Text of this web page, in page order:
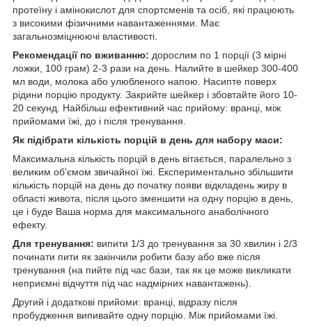
протеїну і амінокислот для спортсменів та осіб, які працюють
з високими фізичними навантаженнями. Має
загальнозміцнюючі властивості.
Рекомендації по вживанню: дорослим по 1 порції (3 мірні
ложки, 100 грам) 2-3 рази на день. Налийте в шейкер 300-400
мл води, молока або улюбленого напою. Насипте поверх
рідини порцію продукту. Закрийте шейкер і збовтайте його 10-
20 секунд. Найбільш ефективний час прийому: вранці, між
прийомами їжі, до і після тренування.
Як підібрати кількість порцій в день для набору маси:
Максимальна кількість порцій в день вітається, паралельно з
великим об'ємом звичайної їжі. Експериментально збільшити
кількість порцій на день до початку появи відкладень жиру в
області живота, після цього зменшити на одну порцію в день,
це і буде Ваша норма для максимального анаболічного
ефекту.
Для тренування: випити 1/3 до тренування за 30 хвилин і 2/3
починати пити як закінчили робити базу або вже після
тренування (на пийте під час бази, так як це може викликати
неприємні відчуття під час надмірних навантажень).
Другий і додаткові прийоми: вранці, відразу після
пробудження випивайте одну порцію. Між прийомами їжі.